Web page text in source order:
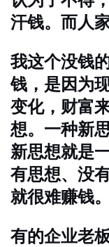
汗钱。而人
我这个没钱
钱，是因为
变化，财富
想。一种新
新思想就是
有思想、没
就很难赚钱。
有的企业老